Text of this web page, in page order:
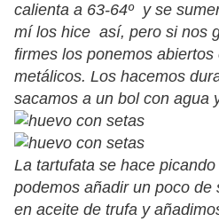
calienta a 63-64º y se
mí los hice así, pero si nos
firmes los ponemos
metálicos. Los hacemos
sacamos a un bol con agua
La tartufata se hace
podemos añadir un poco de
en aceite de trufa y